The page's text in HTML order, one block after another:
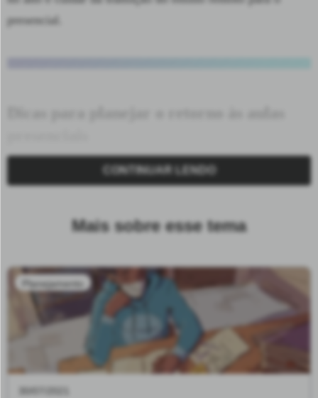
presencial.
- Parta da Base Nacional Comum Curricular (BNCC):
9º ano e busque priorizar habilidades inegociáveis, que
alunos.
- Consulte os Mapas de Foco do Instituto Reúna e revisite
o especial Replaneje com a BNCC do Nova Escola Box: a
priorização de conteúdos e habilidades sugeridas pelos
materiais pode ser inspiração para o seu trabalho no resto
do ano.
CONTINUAR LENDO
Mais sobre esse tema
Planejamento